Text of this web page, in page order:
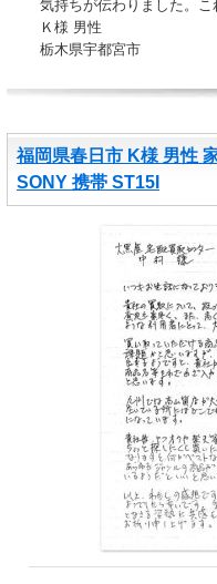
気持ちが伝わりました。こ
Ｋ様 男性
栃木県宇都宮市
福岡県春日市 K様 男性
SONY 携帯 ST15I